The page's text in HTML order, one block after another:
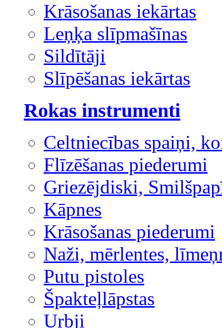
Krāsošanas iekārtas
Leņķa slīpmašīnas
Sildītāji
Slīpēšanas iekārtas
Rokas instrumenti
Celtniecības spaiņi,
Flīzēšanas piederumi
Griezējdiski,
Kāpnes
Krāsošanas piederumi
Naži, mērlentes,
Putu pistoles
Špakteļlāpstas
Urbji